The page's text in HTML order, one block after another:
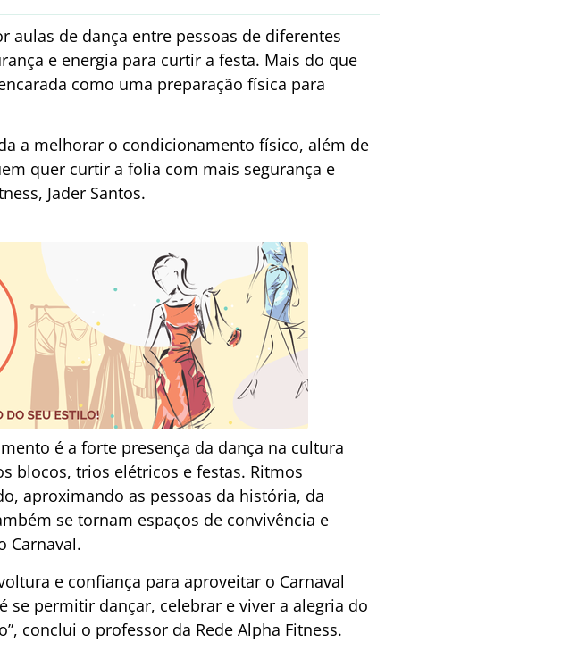
aulas de dança entre pessoas de diferentes
e energia para curtir a festa. Mais do que
como uma preparação física para
a melhorar o condicionamento físico, além de
quer curtir a folia com mais segurança e
Jader Santos.
é a forte presença da dança na cultura
blocos, trios elétricos e festas. Ritmos
aproximando as pessoas da história, da
se tornam espaços de convivência e
Carnaval.
e confiança para aproveitar o Carnaval
permitir dançar, celebrar e viver a alegria do
conclui o professor da Rede Alpha Fitness.